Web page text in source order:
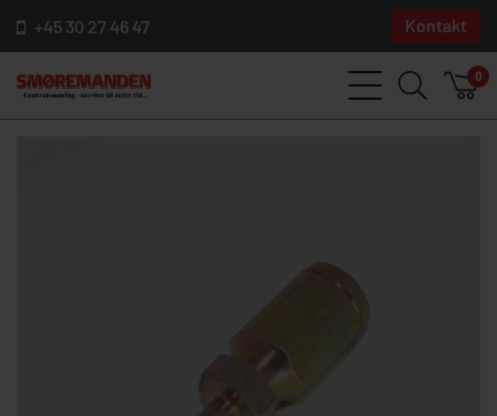
+45 30 27 46 47 Kontakt
0